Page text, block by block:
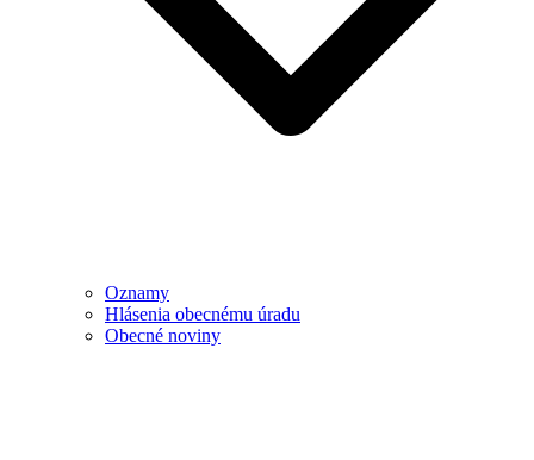
Oznamy
Hlásenia obecnému úradu
Obecné noviny